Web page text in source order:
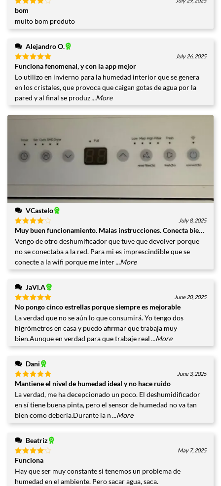
Valorado
con
de 5
bom
muito bom produto
Alejandro O.
Valorado
con 5de
5
July 26, 2025
Funciona fenomenal, y con la app mejor
Lo utilizo en invierno para la humedad interior que se genera
en los cristales, que provoca que caigan gotas de agua por la
pared y al final se produz...More
VCastelo
Valorado
con
de 5
July 8, 2025
Muy buen funcionamiento. Malas instrucciones. Conecta bien a la
Vengo de otro deshumificador que tuve que devolver porque
no se conectaba a la red. Para mi es imprescindible que se
conecte a la wifi porque me inter...More
JaVi.A
Valorado
con
de
5
June 20, 2025
No pongo cinco estrellas porque siempre es mejorable
La verdad que no se aún lo que consumirá. Yo tengo dos
higrómetros en casa y puedo afirmar que trabaja muy
bien.Aunque en verdad para que trabaje real ...More
Dani
Valorado
con
de
5
June 3, 2025
Mantiene el nivel de humedad ideal y no hace ruido
La verdad, me ha decepcionado un poco. El deshumidificador
en sí tiene buena pinta, pero el sensor de humedad no va tan
bien como debería.Durante la n ...More
Beatriz
Valorado
con
de 5
May 7, 2025
Funciona
Hay que ser muy constante si tenemos un problema de
humedad en el ambiente. Pero sacar agua, saca.